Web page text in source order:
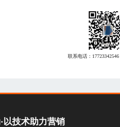
联系电话： 17723342546
以技术助力营销